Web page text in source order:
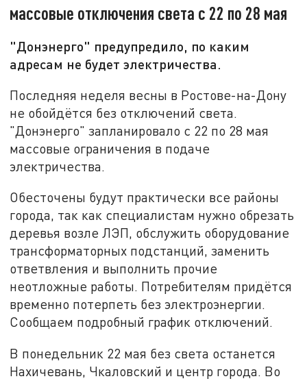
массовые отключения света с 22 по 28 мая
"Донэнерго" предупредило, по каким
адресам не будет электричества.
Последняя неделя весны в Ростове-на-Дону
не обойдётся без отключений света.
"Донэнерго" запланировало с 22 по 28 мая
массовые ограничения в подаче
электричества.
Обесточены будут практически все районы
города, так как специалистам нужно обрезать
деревья возле ЛЭП, обслужить оборудование
трансформаторных подстанций, заменить
ответвления и выполнить прочие
неотложные работы. Потребителям придётся
временно потерпеть без электроэнергии.
Сообщаем подробный график отключений.
В понедельник 22 мая без света останется
Нахичевань, Чкаловский и центр города. Во